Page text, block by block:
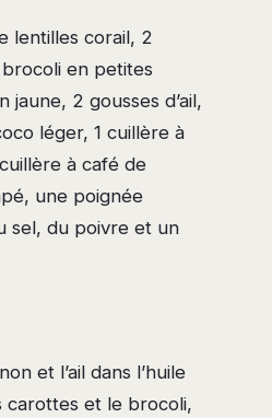
lentilles corail, 2
en petites
jaune, 2 gousses d’ail,
léger, 1 cuillère à
à café de
une poignée
sel, du poivre et un
et l’ail dans l’huile
carottes et le brocoli,